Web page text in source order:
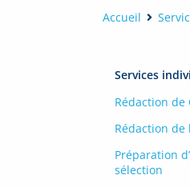
Accueil
Services
Rédaction de
Rédaction
Préparation
sélection